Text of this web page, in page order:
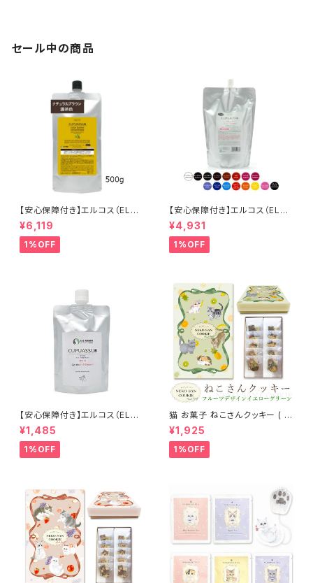
セール中の商品
【安心保障付き】エルコス（ELLC
OS） 2色から選べる キュプアス
カラーバター コンク （濃縮タイ
プ） 500g 業務用 サロン用 トリ
ートメントカラー カラー剤 トリ
¥6,119
1%OFF
【安心保障付き】エルコス（ELLC
OS） キュプアスカラーバター 7
00g 【16色から選べる】 トリー
トメントカラー カラー剤 トリート
メント 白髪染め ヘアカラー 低
代理店 送料無料
¥4,931
1%OFF
【安心保障付き】エルコス（ELLC
OS） キュプアス プラスワンクリ
ーム 200g アルカリクリーム ヘ
アカラーサポート ヘアケア シャ
ンプー トリートメント カラーバタ
¥1,485
1%OFF
猫 お菓子 ねこさんクッキー ( 1
0枚入 ) フルーツデザインVer
イエローグリーン
¥1,925
1%OFF